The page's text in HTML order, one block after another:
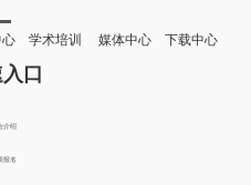
学术培训 媒体中心 下载中心
口
介绍
报名